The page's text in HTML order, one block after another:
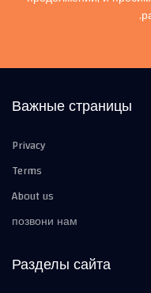
Важные страницы
Privacy
Terms
About us
позвони нам
Разделы сайта